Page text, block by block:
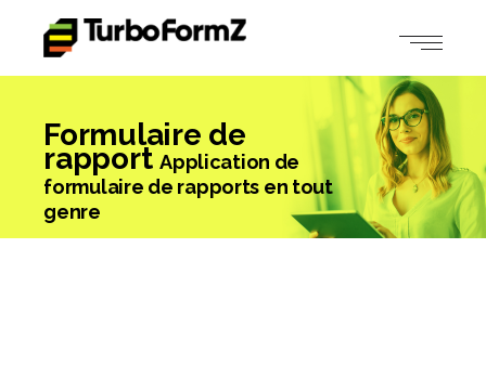
Formulaire de
rapportApplication de
formulaire de rapports en tout
genre